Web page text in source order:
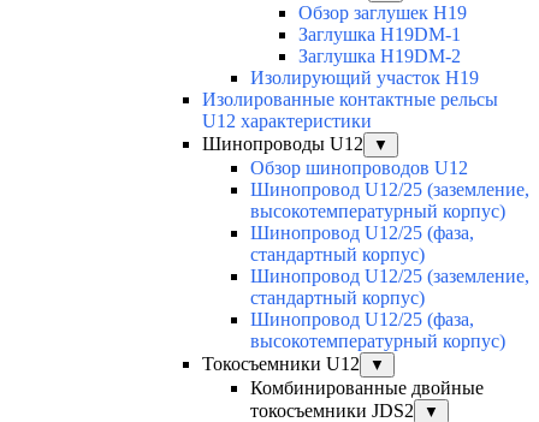
Обзор заглушек H19
Заглушка H19DM-1
Заглушка H19DM-2
Изолирующий участок H19
Изолированные контактные рельсы
U12 характеристики
Шинопроводы U12
▼
Обзор шинопроводов U12
Шинопровод U12/25 (заземление,
высокотемпературный корпус)
Шинопровод U12/25 (фаза,
стандартный корпус)
Шинопровод U12/25 (заземление,
стандартный корпус)
Шинопровод U12/25 (фаза,
высокотемпературный корпус)
Токосъемники U12
▼
Комбинированные двойные
токосъемники JDS2
▼